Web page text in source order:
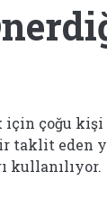
için çoğu
taklit eden
kullanılıyor.